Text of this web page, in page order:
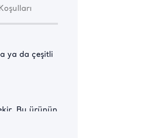
ya da çeşitli
Bu ürünün